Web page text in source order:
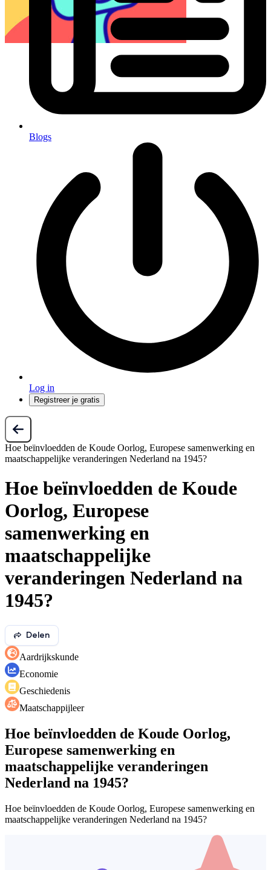
Blogs
Log in
Registreer je gratis
Hoe beïnvloedden de Koude Oorlog, Europese samenwerking en
maatschappelijke veranderingen Nederland na 1945?
Hoe beïnvloedden de Koude
Oorlog, Europese
samenwerking en
maatschappelijke
veranderingen Nederland na
1945?
Delen
Aardrijkskunde
Economie
Geschiedenis
Maatschappijleer
Hoe beïnvloedden de Koude Oorlog,
Europese samenwerking en
maatschappelijke veranderingen
Nederland na 1945?
Hoe beïnvloedden de Koude Oorlog, Europese samenwerking en
maatschappelijke veranderingen Nederland na 1945?